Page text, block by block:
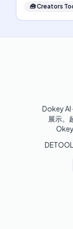
🧰Creators
Dokey AI
展示。